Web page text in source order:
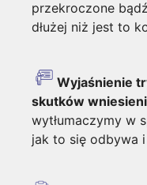
przekroczone
dłużej niż jest to
Wyjaśnienie
skutków
wytłumaczymy w
jak to się odbywa